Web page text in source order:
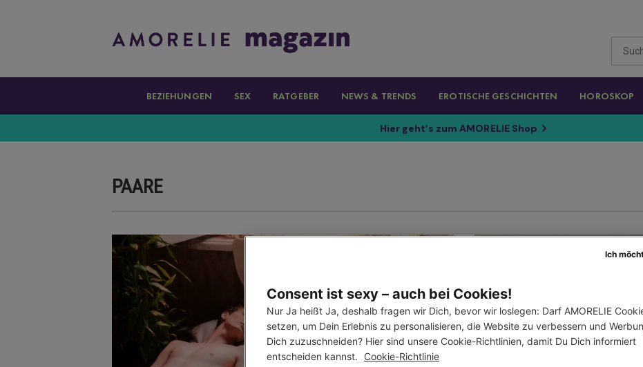
BEZIEHUNGEN SEX RATGEBER NEWS & TRENDS EROTISCHE GESCHICHTEN HOROSKOP
Hier geht’s zum AMORELIE Shop
PAARE
Consent ist sexy – auch bei Cookies!
Nur Ja heißt Ja, deshalb fragen wir Dich, bevor wir loslegen: Darf AMORELIE
setzen, um Dein Erlebnis zu personalisieren, die Website zu verbessern und
Dich zuzuschneiden? Hier sind unsere Cookie-Richtlinien, damit Du Dich informiert
entscheiden kannst.
Cookie-Richtlinie
Ich